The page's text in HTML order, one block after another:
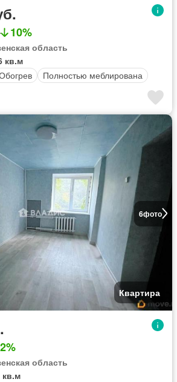
10%
область
кв.м
Полностью меблирована
6фото
Квартира
2%
область
кв.м